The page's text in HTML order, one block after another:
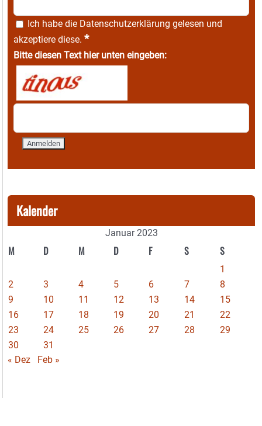
Ich habe die Datenschutzerklärung gelesen und
akzeptiere diese. *
Bitte diesen Text hier unten eingeben:
Kalender
Januar 2023
M D M D F S S
1
2
3 4 5 6 7
8
9
10 11 12 13 14
15
16
17 18 19 20 21
22
23
24 25 26 27 28
29
30
31
« Dez
Feb »